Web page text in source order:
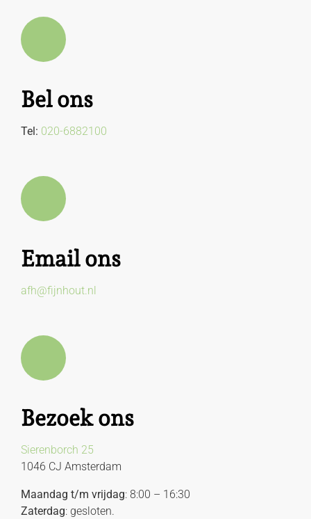
Bel ons
Tel: 020-6882100
Email ons
afh@fijnhout.nl
Bezoek ons
Sierenborch 25
1046 CJ Amsterdam
Maandag t/m vrijdag: 8:00 – 16:30
Zaterdag: gesloten.